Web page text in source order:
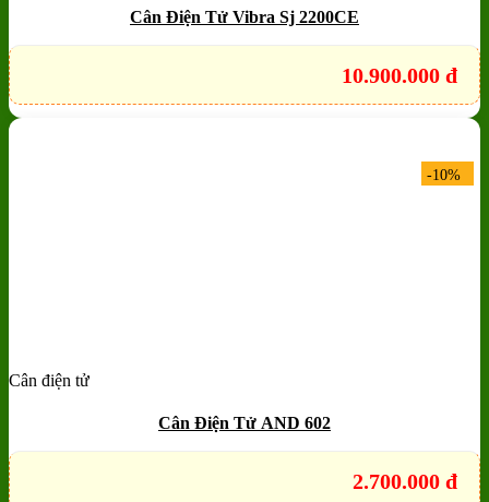
Cân Điện Tử Vibra Sj 2200CE
10.900.000 đ
-10%
Add to wishlist
Cân điện tử
Cân Điện Tử AND 602
2.700.000 đ